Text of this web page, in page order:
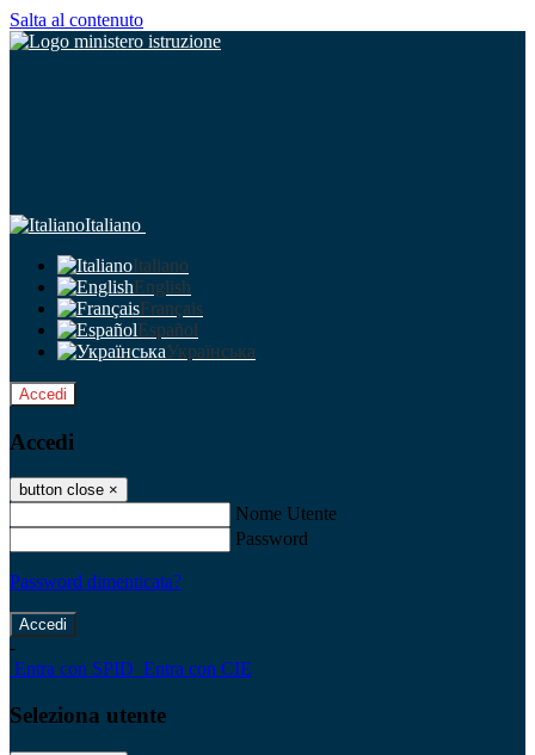
Salta al contenuto
Italiano
Italiano
English
Français
Español
Українська
Accedi
Accedi
button close ×
Nome Utente
Password
Password dimenticata?
-
Entra con SPID Entra con CIE
Seleziona utente